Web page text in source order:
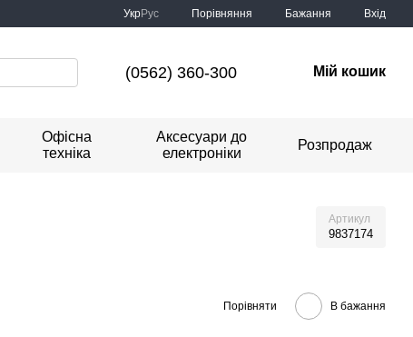
УкрРус Порівняння Бажання Вхід
(0562) 360-300 Мій кошик
Офісна
техніка
Аксесуари до
електроніки
Розпродаж
Артикул
9837174
Порівняти В бажання